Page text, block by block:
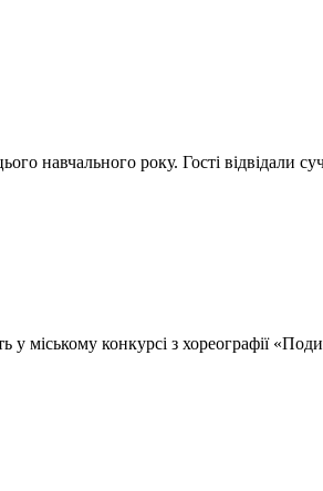
навчального року. Гості відвідали
міському конкурсі з хореографії